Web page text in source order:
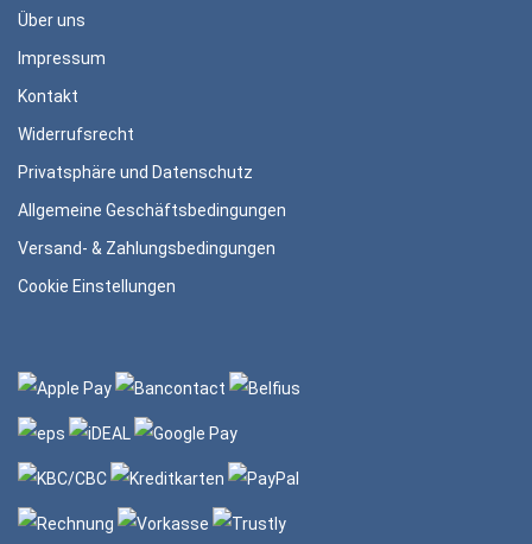
Über uns
Impressum
Kontakt
Widerrufsrecht
Privatsphäre und Datenschutz
Allgemeine Geschäftsbedingungen
Versand- & Zahlungsbedingungen
Cookie Einstellungen